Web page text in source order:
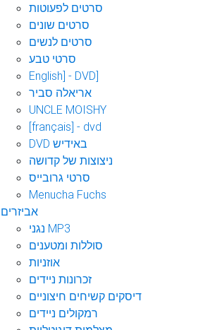
סרטים לפעוטות
סרטים שונים
סרטים לנשים
סרטי טבע
English] - DVD]
אריאלה סביר
UNCLE MOISHY
[français] - dvd
DVD באידיש
ניצוצות של קדושה
סרטי גרובייס
Menucha Fuchs
אביזרים
נגני MP3
סוללות ומטענים
אוזניות
זכרונות ניידים
דיסקים קשיחים חיצוניים
רמקולים ניידים